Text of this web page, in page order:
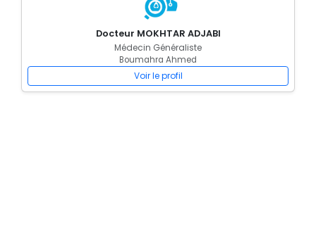
Docteur MOKHTAR ADJABI
Médecin Généraliste
Boumahra Ahmed
Voir le profil